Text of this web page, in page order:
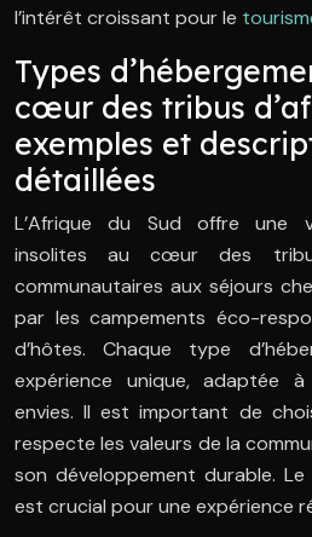
l’intérêt croissant pour le
Types
cœur des tribus
exemples et
détaillées
L’Afrique du Sud offre une
insolites au cœur des
communautaires aux séjours
par les campements éco-
d’hôtes. Chaque type
expérience unique, adaptée
envies. Il est important de
respecte les valeurs de la
son développement durable. Le
est crucial pour une expérience